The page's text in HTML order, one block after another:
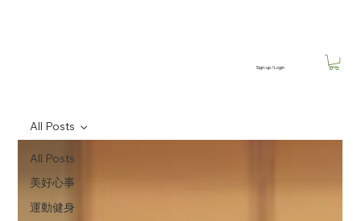
Sign-up / Login
All Posts
美好心事
運動健身
All Posts